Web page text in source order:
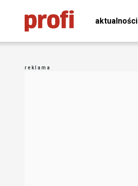
aktualności